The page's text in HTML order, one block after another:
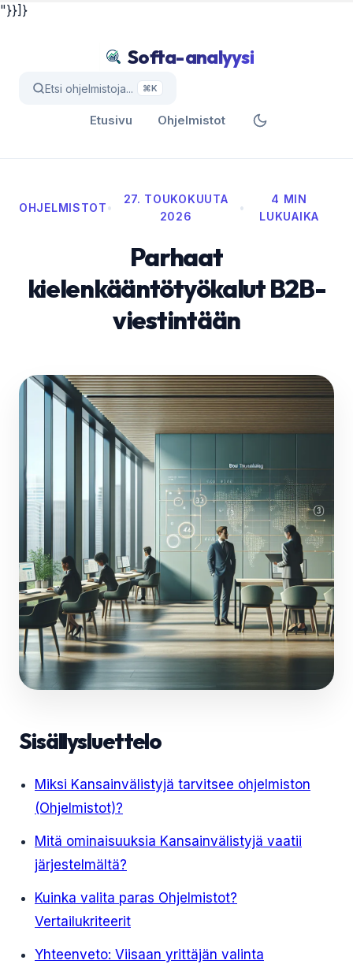
"}}]}
Softa-analyysi
Etsi ohjelmistoja... ⌘K
Etusivu Ohjelmistot
OHJELMISTOT•
27. TOUKOKUUTA
2026
•
4 MIN
LUKUAIKA
Parhaat
kielenkääntötyökalut B2B-
viestintään
Sisällysluettelo
Miksi Kansainvälistyjä tarvitsee ohjelmiston
(Ohjelmistot)?
Mitä ominaisuuksia Kansainvälistyjä vaatii
järjestelmältä?
Kuinka valita paras Ohjelmistot?
Vertailukriteerit
Yhteenveto: Viisaan yrittäjän valinta